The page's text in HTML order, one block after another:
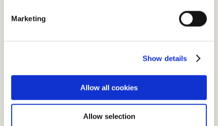
Marketing
Show details
Allow all cookies
Allow selection
コーヒー・水出しコーヒー
小林可夢偉さん監修